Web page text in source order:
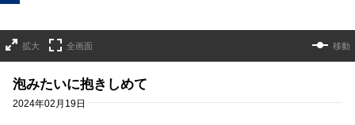
拡大 全画面 移動
泡みたいに抱きしめて
2024年02月19日